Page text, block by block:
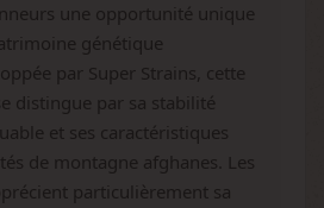
une opportunité unique
génétique
par Super Strains, cette
distingue par sa stabilité
et ses caractéristiques
de montagne afghanes. Les
particulièrement sa